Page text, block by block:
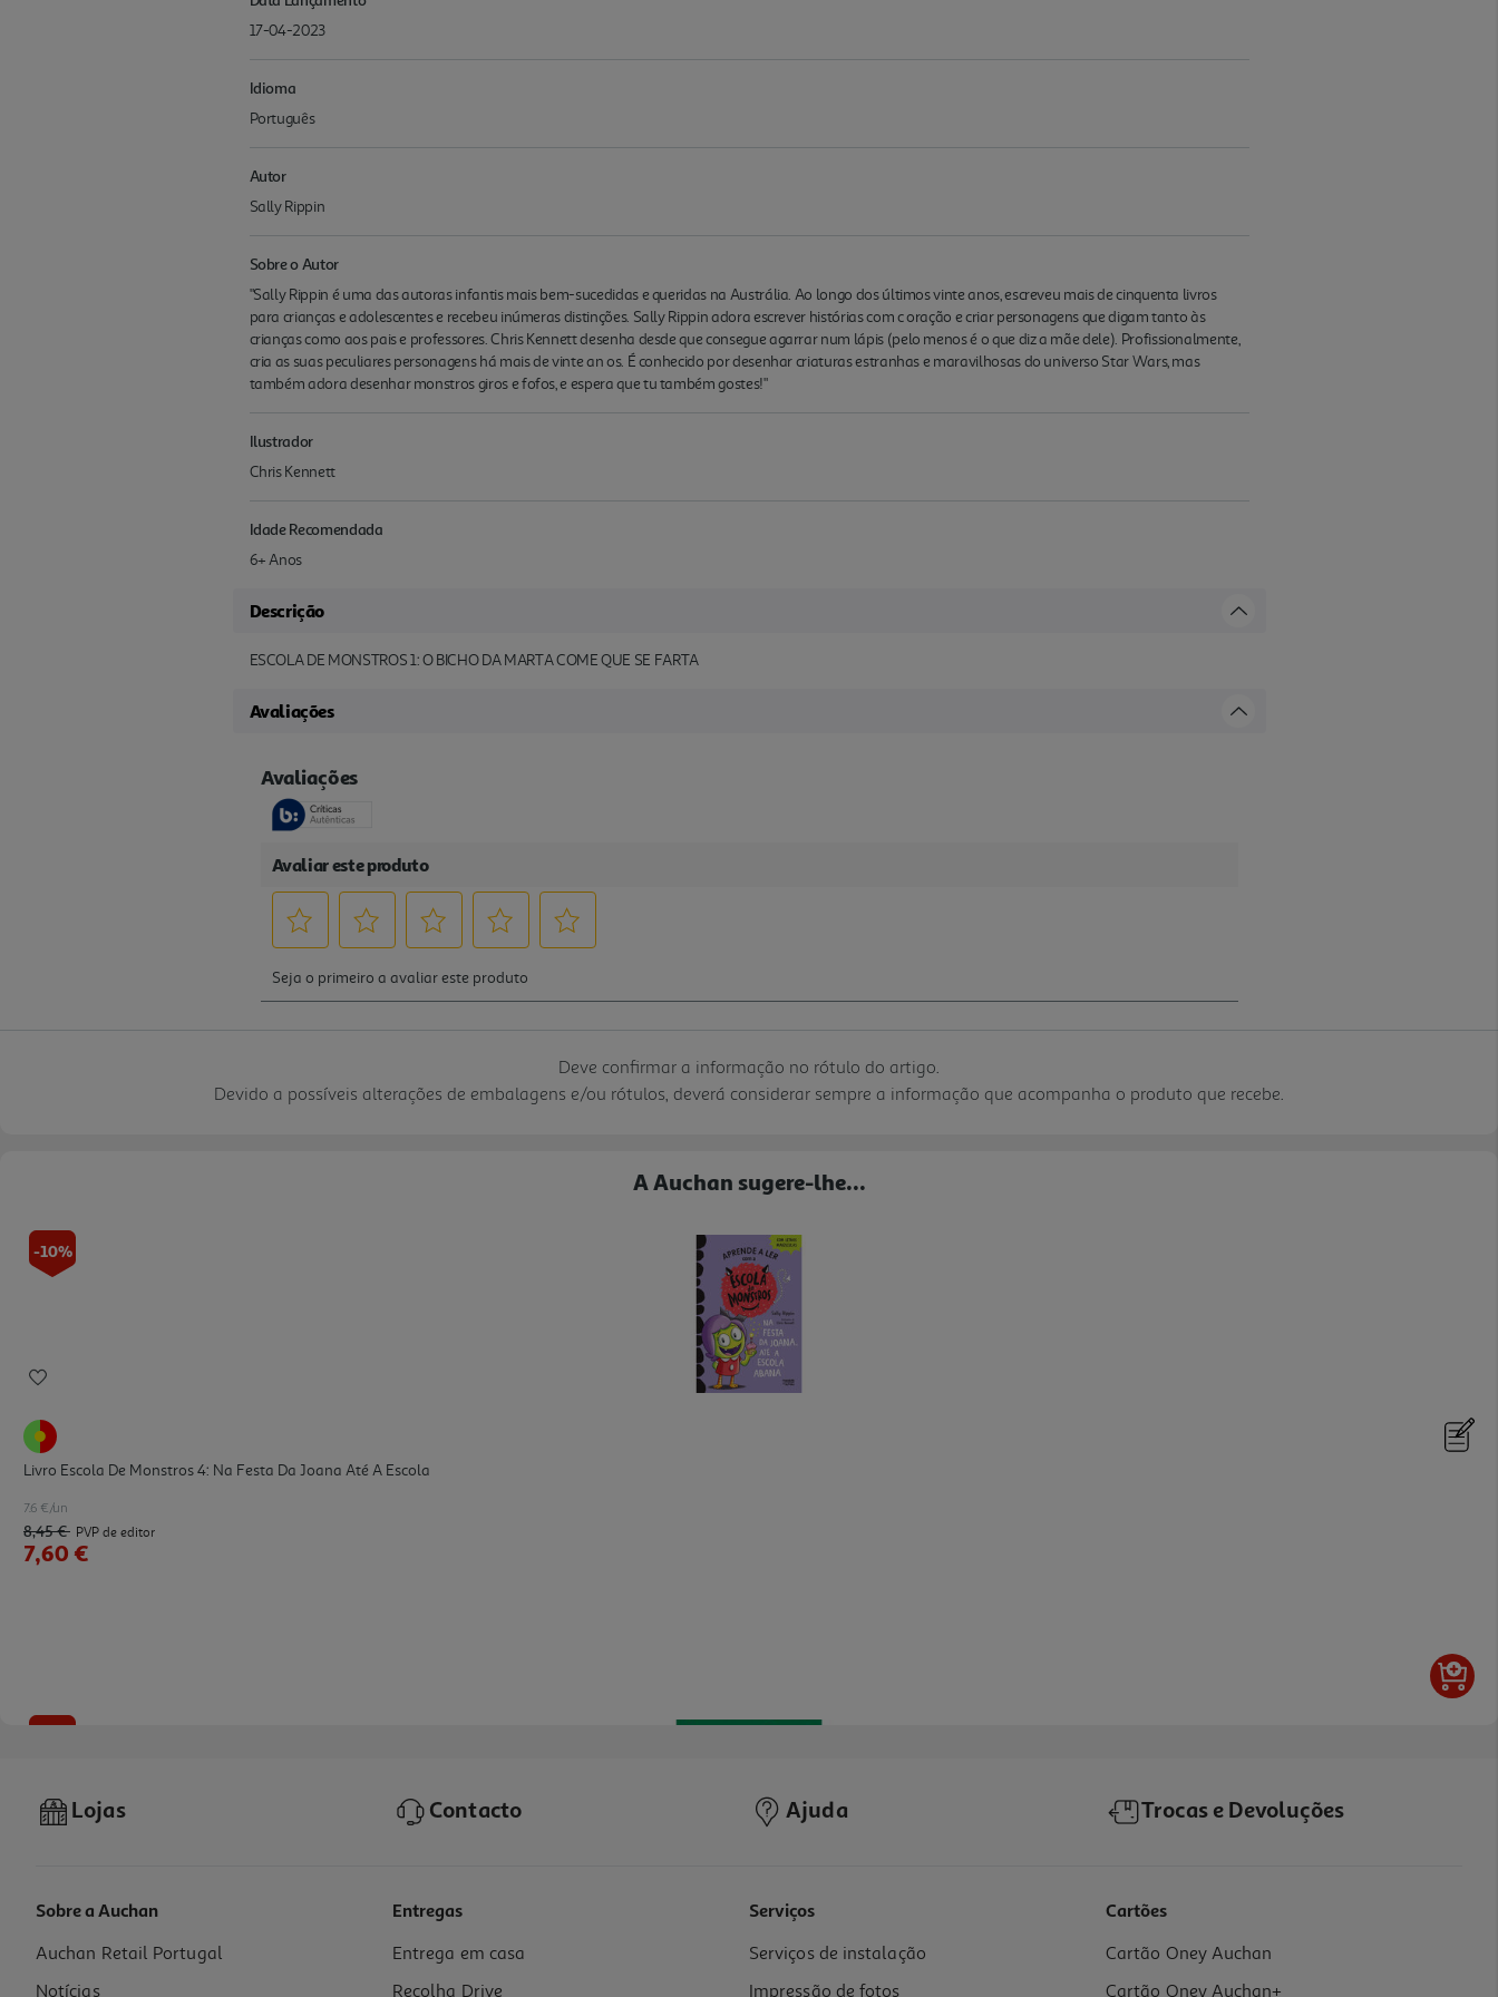
17-04-2023
Idioma
Português
Autor
Sally Rippin
Sobre o Autor
"Sally Rippin é uma das autoras infantis mais bem-sucedidas e queridas na Austrália. Ao longo dos últimos vinte anos, escreveu mais de cinquenta livros
para crianças e adolescentes e recebeu inúmeras distinções. Sally Rippin adora escrever histórias com c oração e criar personagens que digam tanto às
crianças como aos pais e professores. Chris Kennett desenha desde que consegue agarrar num lápis (pelo menos é o que diz a mãe dele). Profissionalmente,
cria as suas peculiares personagens há mais de vinte an os. É conhecido por desenhar criaturas estranhas e maravilhosas do universo Star Wars, mas
também adora desenhar monstros giros e fofos, e espera que tu também gostes!"
Ilustrador
Chris Kennett
Idade Recomendada
6+ Anos
Descrição
ESCOLA DE MONSTROS 1: O BICHO DA MARTA COME QUE SE FARTA
Avaliações
Deve confirmar a informação no rótulo do artigo.
Devido a possíveis alterações de embalagens e/ou rótulos, deverá considerar sempre a informação que acompanha o produto que recebe.
A Auchan sugere-lhe...
-10%
Livro Escola De Monstros 4: Na Festa Da Joana Até A Escola
7.6 €/un
8,45 € PVP de editor
7,60 €
Livro O Rato Renato 13 - Está Sempre Atrasado
4.95 €/un
Lojas Contacto Ajuda Trocas e Devoluções
Sobre a Auchan
Auchan Retail Portugal
Notícias
Entregas
Entrega em casa
Recolha Drive
Serviços
Serviços de instalação
Impressão de fotos
Cartões
Cartão Oney Auchan
Cartão Oney Auchan+